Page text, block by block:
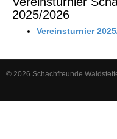
2025/2026
Vereinsturnier
© 2026 Schachfreunde